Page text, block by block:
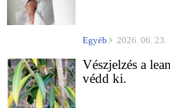
Egyéb 2026. 06. 23.
Vészjelzés a
védd ki.